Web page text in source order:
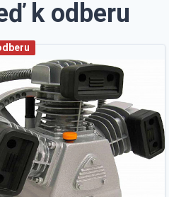
k odberu